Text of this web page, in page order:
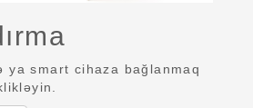
ya smart cihaza bağlanmaq